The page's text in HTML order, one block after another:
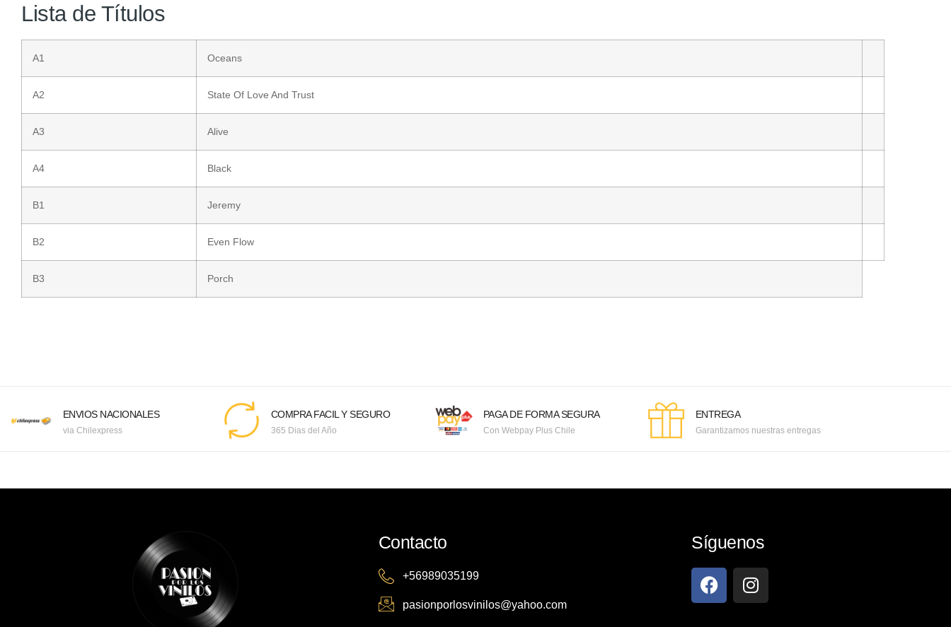
Lista de Títulos
A1 Oceans
A2 State Of Love And Trust
A3 Alive
A4 Black
B1 Jeremy
B2 Even Flow
B3 Porch
ENVIOS NACIONALES
via Chilexpress
COMPRA FACIL Y SEGURO
365 Dias del Año
PAGA DE FORMA SEGURA
Con Webpay Plus Chile
ENTREGA
Garantizamos nuestras entregas
Contacto
+56989035199
pasionporlosvinilos@yahoo.com
Síguenos